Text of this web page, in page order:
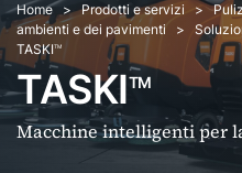
Home Prodotti e servizi
ambienti e dei pavimenti
TASKITM
TASKITM
Macchine intelligenti per